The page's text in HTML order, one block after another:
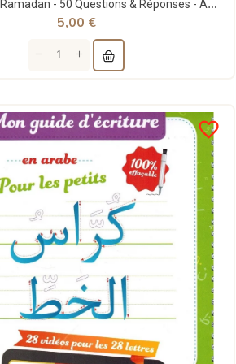
Quiz Spécial Ramadan - 50 Questions & Réponses - Al Qamar
5,00 €
favorite_border